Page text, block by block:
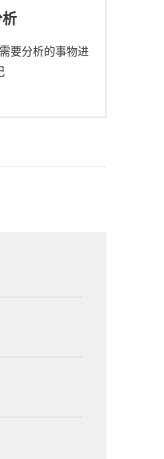
要分析的事物进